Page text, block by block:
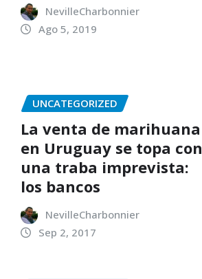
NevilleCharbonnier
Ago 5, 2019
UNCATEGORIZED
La venta de marihuana
en Uruguay se topa con
una traba imprevista:
los bancos
NevilleCharbonnier
Sep 2, 2017